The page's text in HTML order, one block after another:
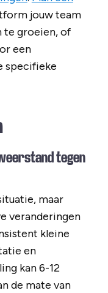
jouw team
te groeien, of
een
specifieke
tegen
maar
veranderingen
kleine
en
kan 6-12
de mate van